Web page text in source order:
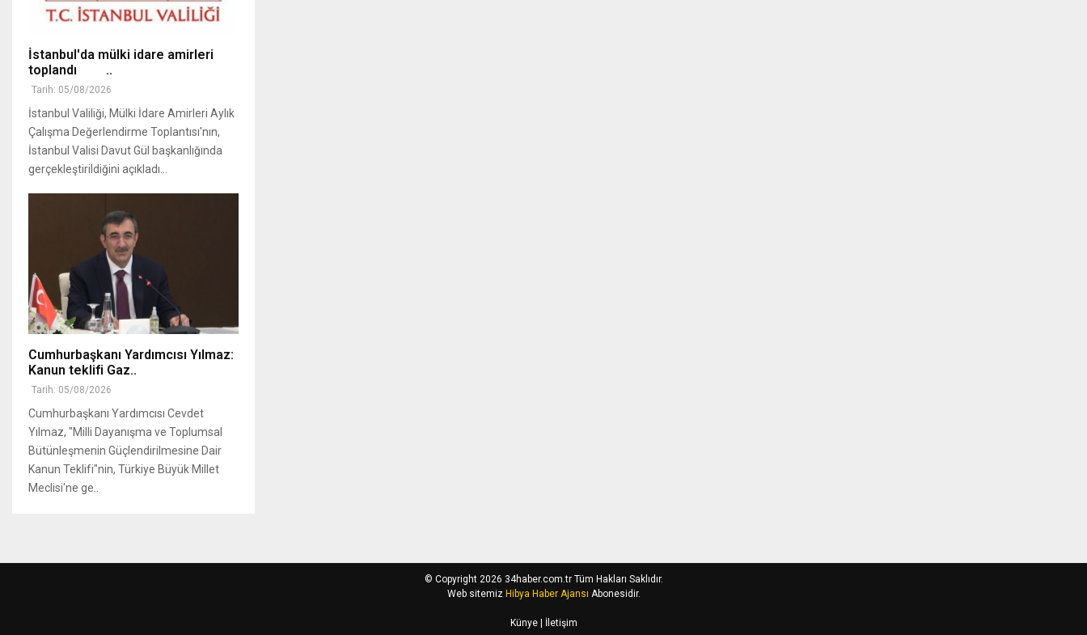
İstanbul'da mülki idare amirleri
toplandı ..
Tarih: 05/08/2026
İstanbul Valiliği, Mülki İdare Amirleri Aylık
Çalışma Değerlendirme Toplantısı'nın,
İstanbul Valisi Davut Gül başkanlığında
gerçekleştirildiğini açıkladı...
Cumhurbaşkanı Yardımcısı Yılmaz:
Kanun teklifi Gaz..
Tarih: 05/08/2026
Cumhurbaşkanı Yardımcısı Cevdet
Yılmaz, "Milli Dayanışma ve Toplumsal
Bütünleşmenin Güçlendirilmesine Dair
Kanun Teklifi"nin, Türkiye Büyük Millet
Meclisi'ne ge..
© Copyright 2026 34haber.com.tr Tüm Hakları Saklıdır.
Web sitemiz Hibya Haber Ajansı Abonesidir.
Künye| İletişim